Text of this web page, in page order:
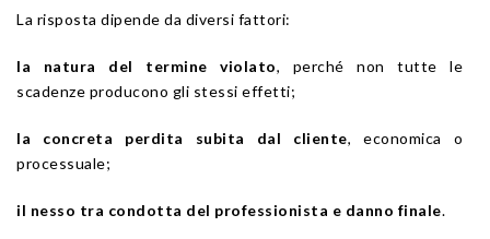
La risposta dipende da diversi fattori:
la natura del termine violato, perché non tutte le
scadenze producono gli stessi effetti;
la concreta perdita subita dal cliente, economica o
processuale;
il nesso tra condotta del professionista e danno finale.